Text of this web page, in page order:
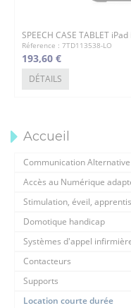
SPEECH CASE TABLET
Réference : 7TD113538-LO
193,60 €
DÉTAILS
Accueil
Communication Alternative
Accès au Numérique
Stimulation, éveil,
Domotique handicap
Systèmes d'appel
Contacteurs
Supports
Location courte durée